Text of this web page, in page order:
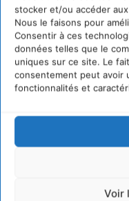
stocker et/ou accéder
Nous le faisons pour
Consentir à ces
données telles que le
uniques sur ce site. Le
consentement peut avoir
fonctionnalités et
Voir
régénératif du
5 août 2026
IPBES : le « GIEC
entreprises à
4 août 2026
Comment le sol
2 août 2026
@cdurableinfo